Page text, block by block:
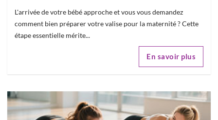
L'arrivée de votre bébé approche et vous vous demandez
comment bien préparer votre valise pour la maternité ? Cette
étape essentielle mérite...
En savoir plus